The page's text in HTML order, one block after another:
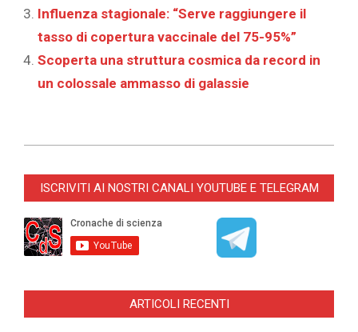
Influenza stagionale: “Serve raggiungere il
tasso di copertura vaccinale del 75-95%”
Scoperta una struttura cosmica da record in
un colossale ammasso di galassie
06-
ISCRIVITI AI NOSTRI CANALI YOUTUBE E TELEGRAM
ARTICOLI RECENTI